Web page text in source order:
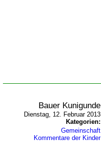
Bauer Kunigunde
Dienstag, 12. Februar 2013
Kategorien:
Gemeinschaft
Kommentare der Kinder